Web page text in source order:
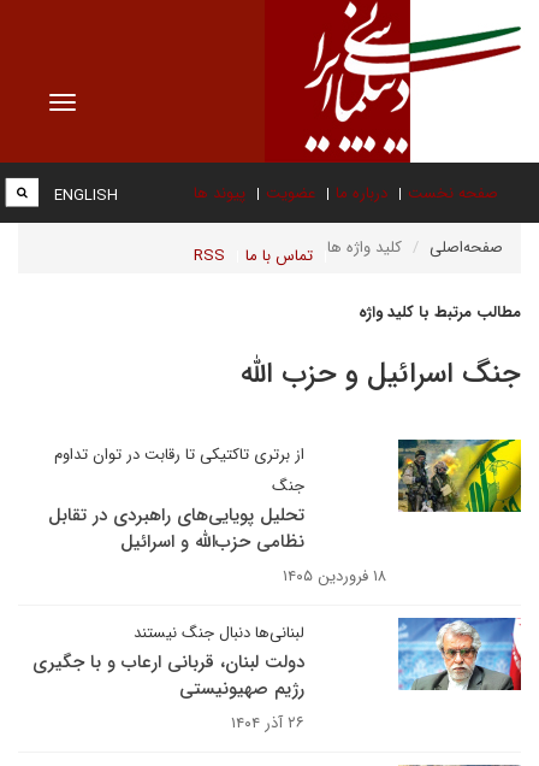
Toggle
صفحه نخست درباره ما عضویت پیوند ها
تماس با ما RSS
ENGLISH
صفحه‌اصلی کلید واژه ها
مطالب مرتبط با کلید واژه
جنگ اسرائیل و حزب الله
از برتری تاکتیکی تا رقابت در توان تداوم
جنگ
تحلیل پویایی‌های راهبردی در تقابل
نظامی حزب‌الله و اسرائیل
۱۸ فروردین ۱۴۰۵
لبنانی‌ها دنبال جنگ نیستند
دولت لبنان، قربانی ارعاب و با جگیری
رژیم صهیونیستی
۲۶ آذر ۱۴۰۴